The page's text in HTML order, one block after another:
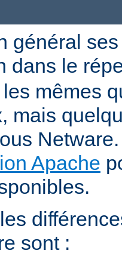
général
dans le
mêmes
mais
Apache
sont :